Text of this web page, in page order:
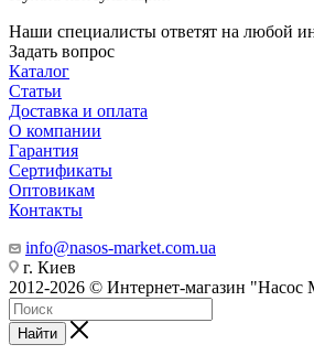
Наши специалисты ответят на любой
Задать вопрос
Каталог
Статьи
Доставка и оплата
О компании
Гарантия
Сертификаты
Оптовикам
Контакты
info@nasos-market.com.ua
г. Киев
2012-2026 © Интернет-магазин "Насос
Найти